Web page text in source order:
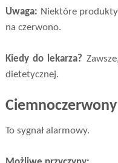
Uwaga: Niektóre
na czerwono.
Kiedy do lekarza?
dietetycznej.
Ciemnoczerwony
To sygnał alarmowy.